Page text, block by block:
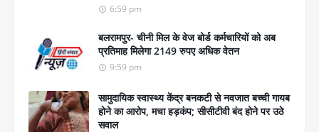
6:59 pm
बलरामपुर- चीनी मिल के वेज बोर्ड कर्मचारियों को अब
प्रतिमाह मिलेगा 2149 रुपए अधिक वेतन
9:59 pm
सामुदायिक स्वास्थ्य केंद्र बनकटी से नवजात बच्ची गायब
होने का आरोप, मचा हड़कंप; सीसीटीवी बंद होने पर उठे
सवाल